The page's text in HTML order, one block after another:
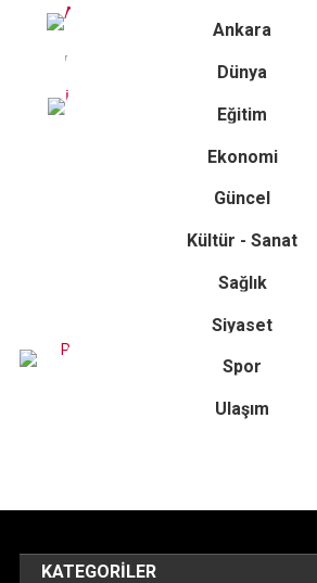
Ankara
Dünya
Eğitim
Ekonomi
Güncel
Kültür - Sanat
Sağlık
Siyaset
Spor
Ulaşım
KATEGORILER